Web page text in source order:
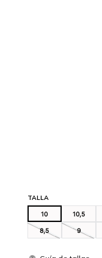
TALLA
10 10,5
8,5 9